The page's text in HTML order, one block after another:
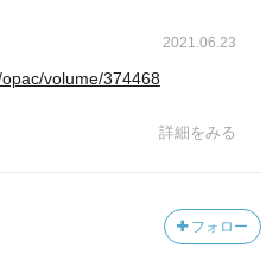
2021.06.23
volume/374468
詳細をみる
フォロー